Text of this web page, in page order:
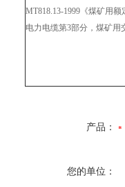
MT818.13-1999 《煤矿用
电力电缆第3部分，煤矿用
产品：
您的单位：